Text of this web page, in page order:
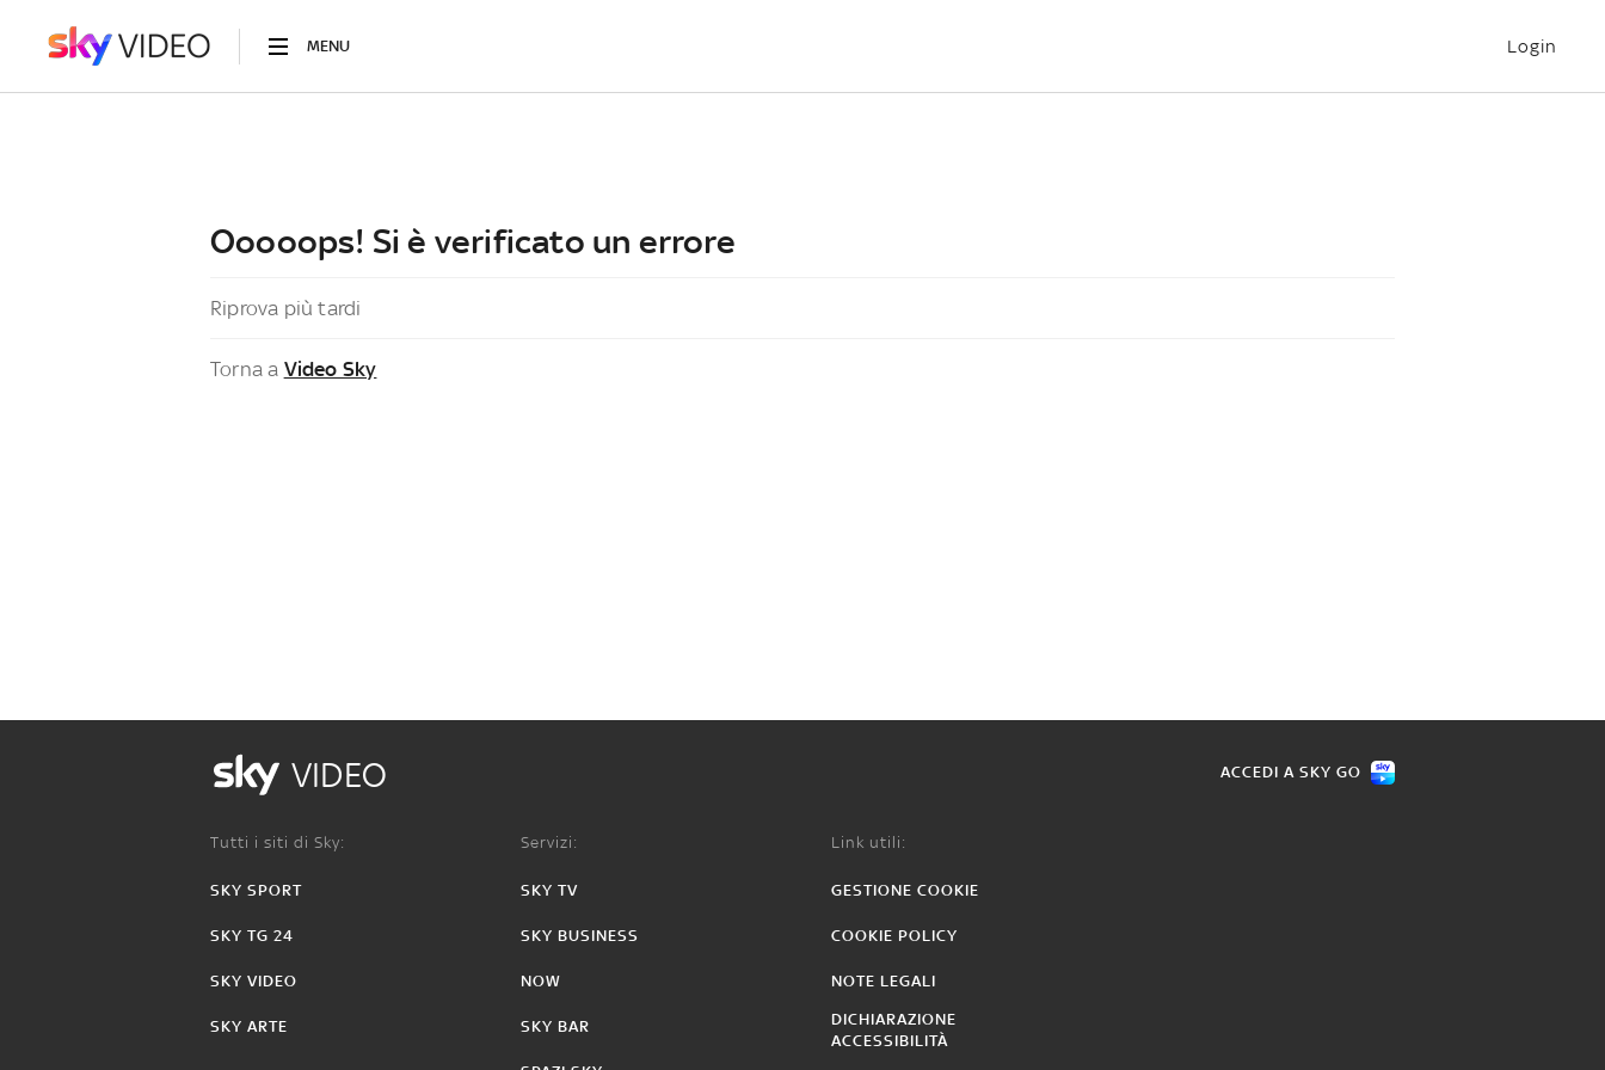
MENU Login
Ooooops! Si è verificato un errore
Riprova più tardi
Torna a Video Sky
VIDEO ACCEDI A SKY GO
Tutti i siti di Sky:
SKY SPORT
SKY TG 24
SKY VIDEO
SKY ARTE
Servizi:
SKY TV
SKY BUSINESS
NOW
SKY BAR
Link utili:
GESTIONE COOKIE
COOKIE POLICY
NOTE LEGALI
DICHIARAZIONE
ACCESSIBILITÀ